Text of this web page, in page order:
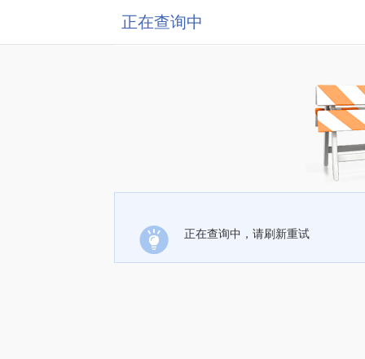
正在查询中
正在查询中，请刷新重试